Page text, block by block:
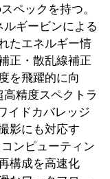
ペックを持つ。
ギービンによる
たエネルギー情
正・散乱線補正
を飛躍的に向
精度スペクトラ
イドカバレッジ
影にも対応す
ンピューティン
構成を高速化